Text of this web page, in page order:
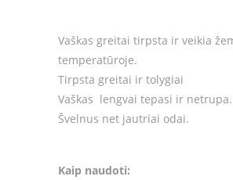
Vaškas greitai tirpsta ir veikia
temperatūroje.
Tirpsta greitai ir tolygiai
Vaškas lengvai tepasi ir netrupa.
Švelnus net jautriai odai.
Kaip naudoti: